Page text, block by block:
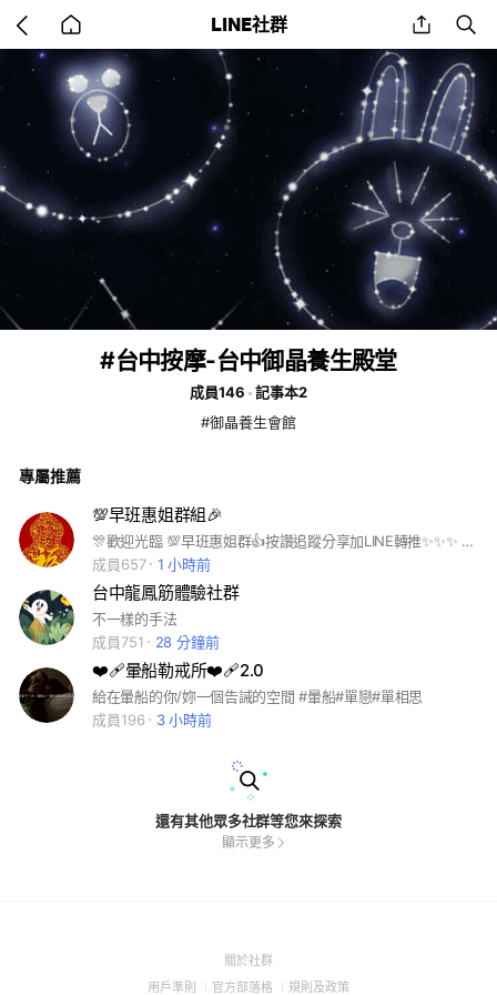
back
to
home
LINE社群 share
#台中按摩-台中御晶養生殿堂
成員146
記事本2
#御晶養生會館
專屬推薦
💯早班惠姐群組🎉
🎊歡迎光臨 💯早班惠姐群👍按讚追蹤分享加LINE轉推✨✨✨ ☎️：0928-901-989 預約專線
成員657
1 小時前
台中龍鳳筋體驗社群
不一樣的手法
成員751
28 分鐘前
❤️‍🩹暈船勒戒所❤️‍🩹2.0
給在暈船的你/妳一個告誡的空間 #暈船#單戀#單相思
成員196
3 小時前
還有其他眾多社群等您來探索
顯示更多
關於社群(Open
用戶準則 (Open
官方部落格 (Open
規則及政策(Open